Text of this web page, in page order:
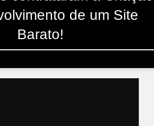
de um Site
Barato!